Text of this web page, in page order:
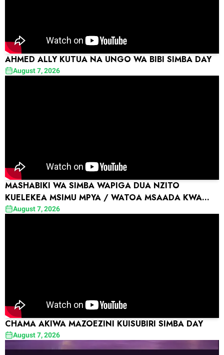
AHMED ALLY KUTUA NA UNGO WA BIBI SIMBA DAY
August 7, 2026
MASHABIKI WA SIMBA WAPIGA DUA NZITO
KUELEKEA MSIMU MPYA / WATOA MSAADA KWA
WATOTOT WENYE UHITAJI
August 7, 2026
CHAMA AKIWA MAZOEZINI KUISUBIRI SIMBA DAY
August 7, 2026